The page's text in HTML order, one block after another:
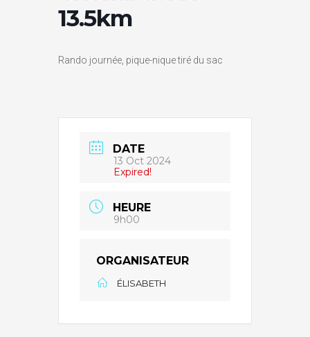
13.5km
Rando journée, pique-nique tiré du sac
DATE
13 Oct 2024
Expired!
HEURE
9h00
ORGANISATEUR
ÉLISABETH